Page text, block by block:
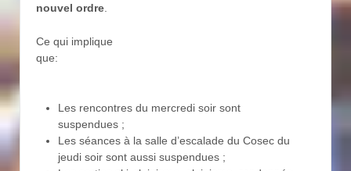
nouvel ordre
Ce qui implique
que:
Les rencontres du mercredi soir sont
suspendues ;
Les séances à la salle d’escalade du Cosec du
jeudi soir sont aussi suspendues ;